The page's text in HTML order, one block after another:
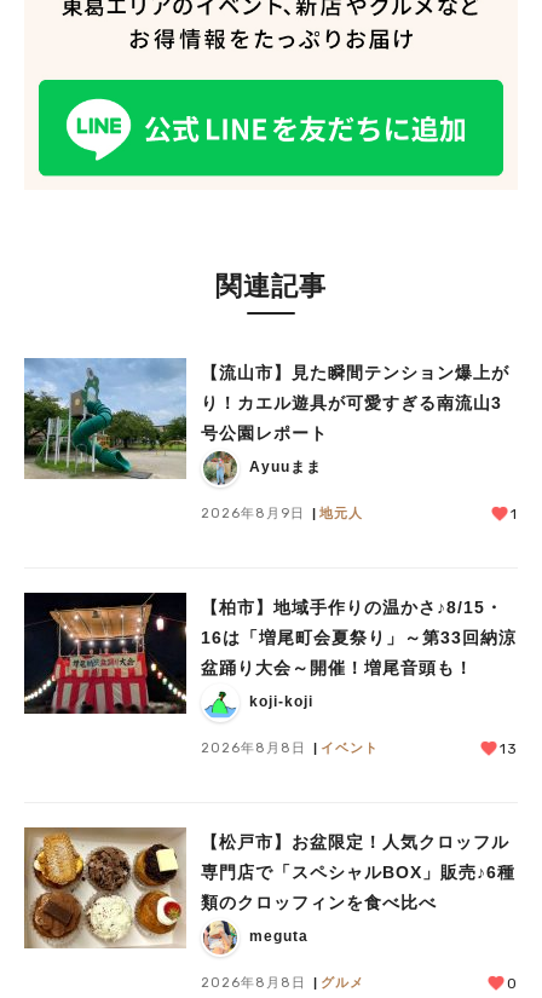
関連記事
【流山市】見た瞬間テンション爆上が
り！カエル遊具が可愛すぎる南流山3
号公園レポート
Ayuuまま
2026年8月9日 地元人 1
【柏市】地域手作りの温かさ♪8/15・
16は「増尾町会夏祭り」～第33回納涼
盆踊り大会～開催！増尾音頭も！
koji-koji
2026年8月8日 イベント 13
【松戸市】お盆限定！人気クロッフル
専門店で「スペシャルBOX」販売♪6種
類のクロッフィンを食べ比べ
meguta
2026年8月8日 グルメ 0
人気のキーワード
#ラーメン #ショッピング
#イベント#公園#教えたい／教えて投稿記事
#教えたい/こんなの見つけた